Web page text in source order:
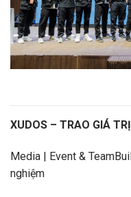
XUDOS – TRAO GIÁ
Media | Event &
nghiệm